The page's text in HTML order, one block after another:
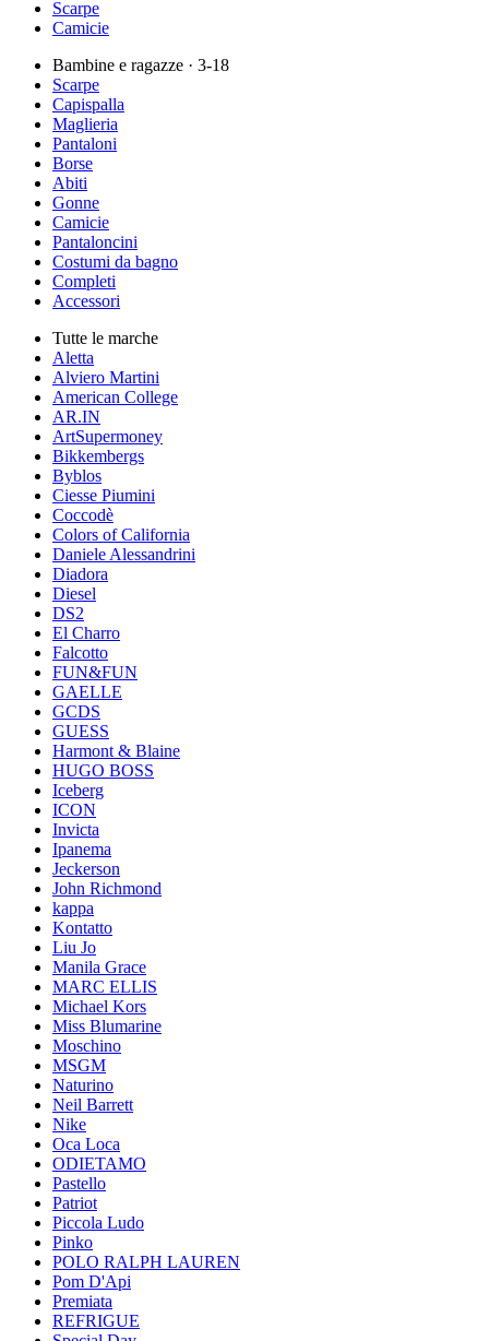
Scarpe
Camicie
Bambine e ragazze · 3-18
Scarpe
Capispalla
Maglieria
Pantaloni
Borse
Abiti
Gonne
Camicie
Pantaloncini
Costumi da bagno
Completi
Accessori
Tutte le marche
Aletta
Alviero Martini
American College
AR.IN
ArtSupermoney
Bikkembergs
Byblos
Ciesse Piumini
Coccodè
Colors of California
Daniele Alessandrini
Diadora
Diesel
DS2
El Charro
Falcotto
FUN&FUN
GAELLE
GCDS
GUESS
Harmont & Blaine
HUGO BOSS
Iceberg
ICON
Invicta
Ipanema
Jeckerson
John Richmond
kappa
Kontatto
Liu Jo
Manila Grace
MARC ELLIS
Michael Kors
Miss Blumarine
Moschino
MSGM
Naturino
Neil Barrett
Nike
Oca Loca
ODIETAMO
Pastello
Patriot
Piccola Ludo
Pinko
POLO RALPH LAUREN
Pom D'Api
Premiata
REFRIGUE